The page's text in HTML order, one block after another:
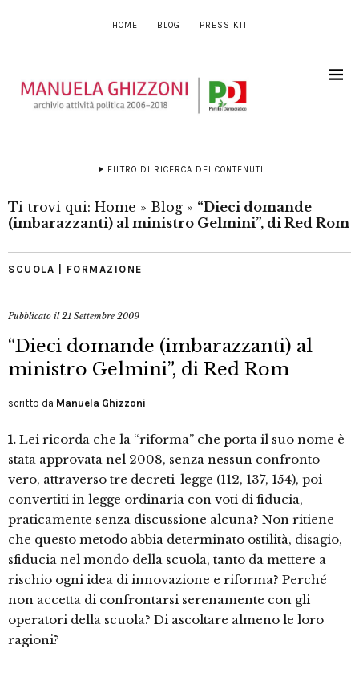
HOME BLOG PRESS KIT
FILTRO DI RICERCA DEI CONTENUTI
Ti trovi qui: Home » Blog » “Dieci domande
(imbarazzanti) al ministro Gelmini”, di Red Rom
SCUOLA | FORMAZIONE
Pubblicato il21 Settembre 2009
“Dieci domande (imbarazzanti) al
ministro Gelmini”, di Red Rom
scritto da Manuela Ghizzoni
1. Lei ricorda che la “riforma” che porta il suo nome è
stata approvata nel 2008, senza nessun confronto
vero, attraverso tre decreti-legge (112, 137, 154), poi
convertiti in legge ordinaria con voti di fiducia,
praticamente senza discussione alcuna? Non ritiene
che questo metodo abbia determinato ostilità, disagio,
sfiducia nel mondo della scuola, tanto da mettere a
rischio ogni idea di innovazione e riforma? Perché
non accetta di confrontarsi serenamente con gli
operatori della scuola? Di ascoltare almeno le loro
ragioni?